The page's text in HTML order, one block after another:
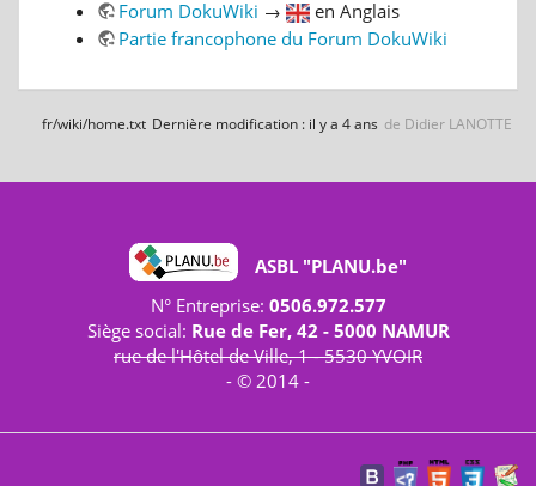
Forum DokuWiki →
en Anglais
Partie francophone du Forum DokuWiki
fr/wiki/home.txt Dernière modification : il y a 4 ans de Didier LANOTTE
ASBL "PLANU.be"
N° Entreprise: 0506.972.577
Siège social: Rue de Fer, 42 - 5000 NAMUR
rue de l'Hôtel de Ville, 1 - 5530 YVOIR
- © 2014 -